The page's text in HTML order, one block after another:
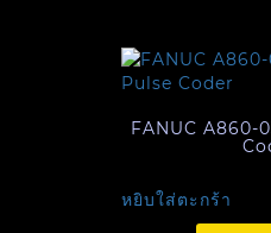
FANUC A860-
หยิบใส่ตะกร้า